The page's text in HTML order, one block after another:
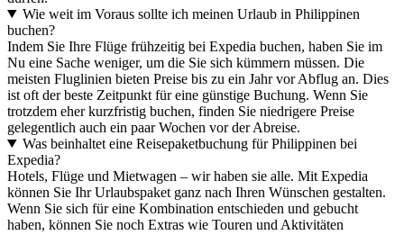
Wie weit im Voraus sollte ich meinen Urlaub in Philippinen
buchen?
Indem Sie Ihre Flüge frühzeitig bei Expedia buchen, haben Sie im
Nu eine Sache weniger, um die Sie sich kümmern müssen. Die
meisten Fluglinien bieten Preise bis zu ein Jahr vor Abflug an. Dies
ist oft der beste Zeitpunkt für eine günstige Buchung. Wenn Sie
trotzdem eher kurzfristig buchen, finden Sie niedrigere Preise
gelegentlich auch ein paar Wochen vor der Abreise.
Was beinhaltet eine Reisepaketbuchung für Philippinen bei
Expedia?
Hotels, Flüge und Mietwagen – wir haben sie alle. Mit Expedia
können Sie Ihr Urlaubspaket ganz nach Ihren Wünschen gestalten.
Wenn Sie sich für eine Kombination entschieden und gebucht
haben, können Sie noch Extras wie Touren und Aktivitäten